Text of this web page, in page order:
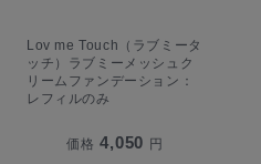
Lov me Touch（ラブミータ
ッチ）ラブミーメッシュク
リームファンデーション：
レフィルのみ
価格 4,050 円